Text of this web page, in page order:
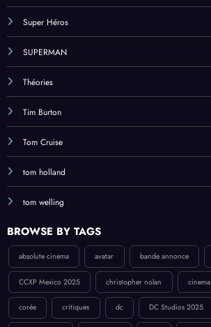
Super Héros
SUPERMAN
Théories
Tim Burton
Tom Cruise
tom holland
tom welling
BROWSE BY TAGS
absolute cinema avatar bande annonce
CCXP Mexico 2025 christopher nolan cinema
corée critiques dc DC Studios 2025